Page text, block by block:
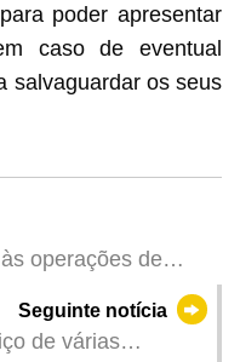
poder apresentar
caso de eventual
salvaguardar os seus
operações de
dos meses de
Seguinte notícia
de várias